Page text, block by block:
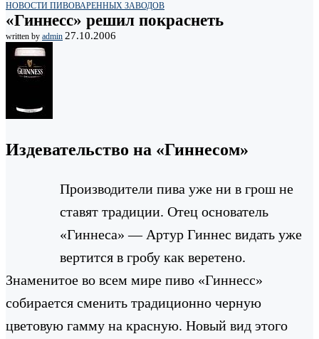
НОВОСТИ ПИВОВАРЕННЫХ ЗАВОДОВ
«Гиннесс» решил покраснеть
written by admin 27.10.2006
Издевательство на «Гиннесом»
Производители пива уже ни в грош не
ставят традиции. Отец основатель
«Гиннеса» — Артур Гиннес видать уже
вертится в гробу как веретено.
Знаменитое во всем мире пиво «Гиннесс»
собирается сменить традиционно черную
цветовую гамму на красную. Новый вид этого